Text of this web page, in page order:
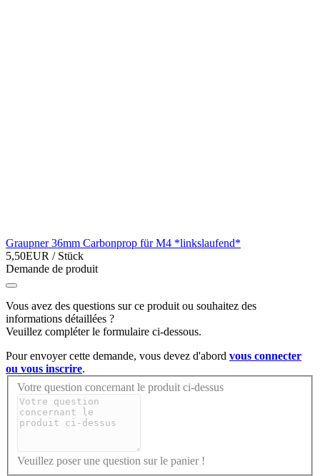
Graupner 36mm Carbonprop für M4 *linkslaufend*
5,50EUR / Stück
Demande de produit
Vous avez des questions sur ce produit ou souhaitez des
informations détaillées ?
Veuillez compléter le formulaire ci-dessous.
Pour envoyer cette demande, vous devez d'abord vous connecter
ou vous inscrire.
Votre question concernant le produit ci-dessus
Veuillez poser une question sur le panier !